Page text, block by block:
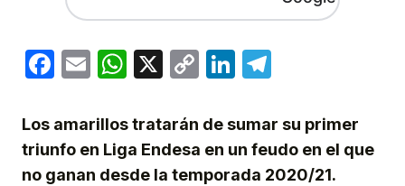
Facebook
EmailWhatsApp
X
CopyLinkedIn
Los amarillos tratarán de sumar su primer
triunfo en Liga Endesa en un feudo en el que
no ganan desde la temporada 2020/21.